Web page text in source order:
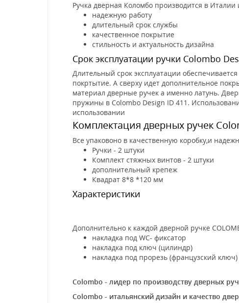
Ручка дверная Коломбо производится в
надежную работу
длительный срок службы
качественное покрытие
стильность и актуальность дизайна
Срок эксплуатации ручки Colombo
Длительный срок эксплуатации
покртытие. А сверху идет дополнительное
материал дверные ручек а именно латунь.
пружины в Colombo Design ID 411.
использовании
Комплектация дверных ручек
Все упаковоно в качественную коробку,и
Ручки - 2 штуки
Комплект стяжных винтов - 2 штуки
дополнительный крепеж
Квадрат 8*8 *120 мм
Характеристики
Дополнительно к каждой дверной ручке
накладка под WC- фиксатор
накладка под ключ (цилиндр)
накладка под прорезь (французский ключ)
Colombo - лидер по производству дверных
Colombo - итальянский дизайн и качество